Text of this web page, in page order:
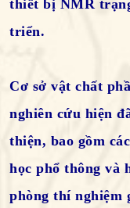
thiết bị NMR
triển.
Cơ sở vật chất
nghiên cứu hiện
thiện, bao gồm
học phổ thông và
phòng thí nghiệm